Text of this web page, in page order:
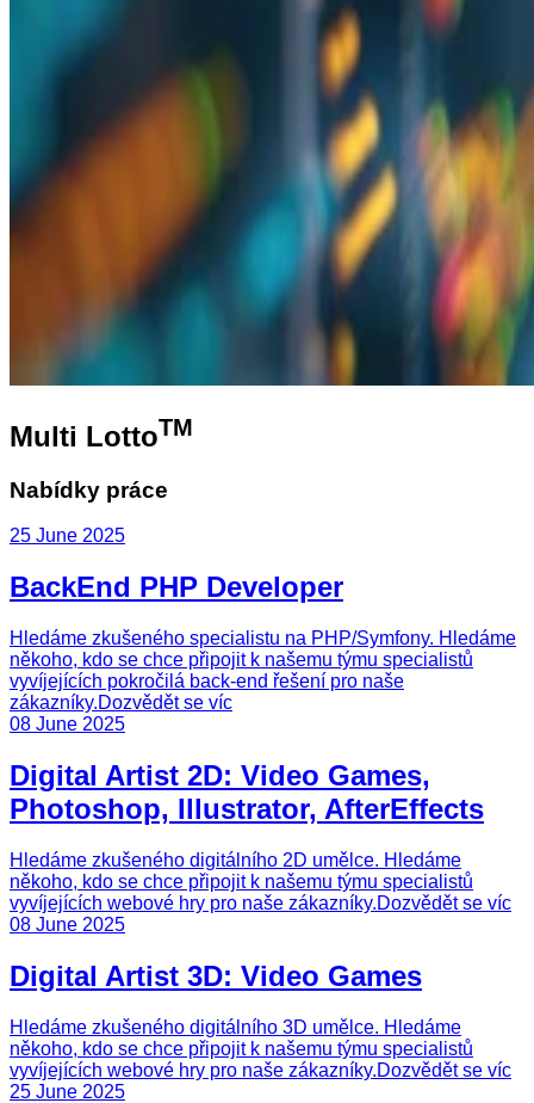
Multi LottoTM
Nabídky práce
25 June 2025
BackEnd PHP Developer
Hledáme zkušeného specialistu na PHP/Symfony. Hledáme
někoho, kdo se chce připojit k našemu týmu specialistů
vyvíjejících pokročilá back-end řešení pro naše
zákazníky.Dozvědět se víc
08 June 2025
Digital Artist 2D: Video Games,
Photoshop, Illustrator, AfterEffects
Hledáme zkušeného digitálního 2D umělce. Hledáme
někoho, kdo se chce připojit k našemu týmu specialistů
vyvíjejících webové hry pro naše zákazníky.Dozvědět se víc
08 June 2025
Digital Artist 3D: Video Games
Hledáme zkušeného digitálního 3D umělce. Hledáme
někoho, kdo se chce připojit k našemu týmu specialistů
vyvíjejících webové hry pro naše zákazníky.Dozvědět se víc
25 June 2025